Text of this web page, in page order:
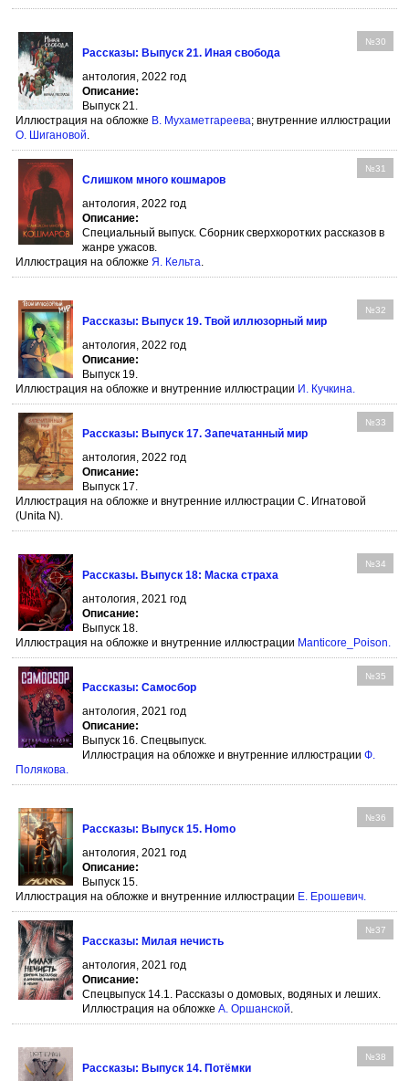
№30
Рассказы: Выпуск 21. Иная свобода
антология, 2022 год
Описание:
Выпуск 21.
Иллюстрация на обложке В. Мухаметгареева; внутренние иллюстрации
О. Шигановой.
№31
Слишком много кошмаров
антология, 2022 год
Описание:
Специальный выпуск. Сборник сверхкоротких рассказов в
жанре ужасов.
Иллюстрация на обложке Я. Кельта.
№32
Рассказы: Выпуск 19. Твой иллюзорный мир
антология, 2022 год
Описание:
Выпуск 19.
Иллюстрация на обложке и внутренние иллюстрации И. Кучкина.
№33
Рассказы: Выпуск 17. Запечатанный мир
антология, 2022 год
Описание:
Выпуск 17.
Иллюстрация на обложке и внутренние иллюстрации С. Игнатовой
(Unita N).
№34
Рассказы. Выпуск 18: Маска страха
антология, 2021 год
Описание:
Выпуск 18.
Иллюстрация на обложке и внутренние иллюстрации Manticore_Poison.
№35
Рассказы: Самосбор
антология, 2021 год
Описание:
Выпуск 16. Спецвыпуск.
Иллюстрация на обложке и внутренние иллюстрации Ф.
Полякова.
№36
Рассказы: Выпуск 15. Homo
антология, 2021 год
Описание:
Выпуск 15.
Иллюстрация на обложке и внутренние иллюстрации Е. Ерошевич.
№37
Рассказы: Милая нечисть
антология, 2021 год
Описание:
Спецвыпуск 14.1. Рассказы о домовых, водяных и леших.
Иллюстрация на обложке А. Оршанской.
№38
Рассказы: Выпуск 14. Потёмки